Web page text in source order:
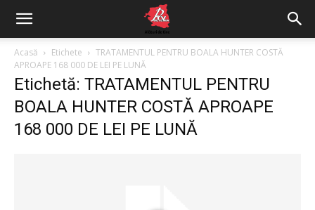
Acasă Etichete
TRATAMENTUL PENTRU BOALA HUNTER COSTĂ
APROAPE 168 000 DE LEI PE LUNĂ
Etichetă: TRATAMENTUL PENTRU
BOALA HUNTER COSTĂ APROAPE
168 000 DE LEI PE LUNĂ